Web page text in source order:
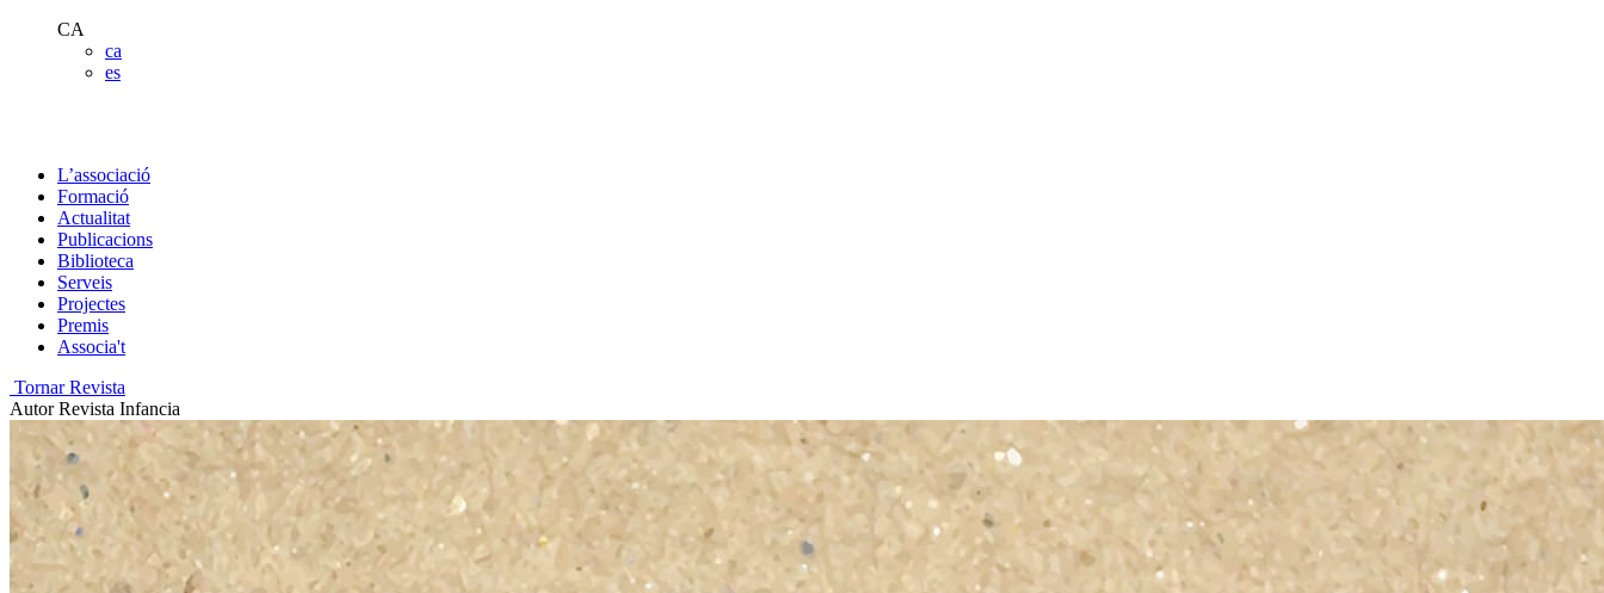
CA
ca
es
L’associació
Formació
Actualitat
Publicacions
Biblioteca
Serveis
Projectes
Premis
Associa't
Tornar Revista
Autor Revista Infancia